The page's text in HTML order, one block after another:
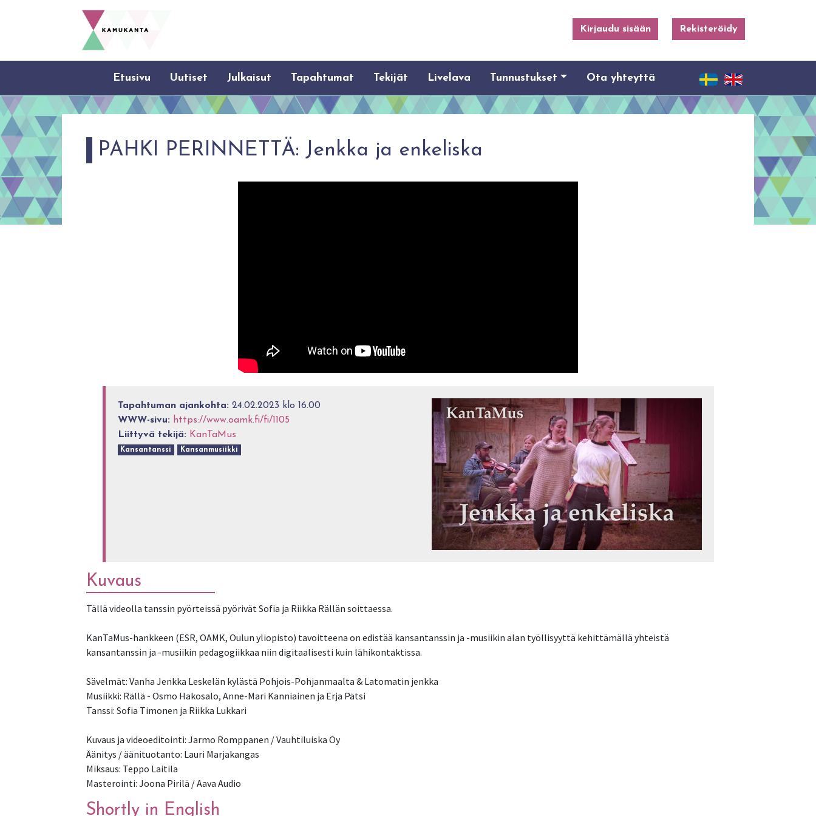
Kirjaudu sisään Rekisteröidy
Etusivu Uutiset Julkaisut Tapahtumat Tekijät Livelava Tunnustukset Ota yhteyttä
PAHKI PERINNETTÄ: Jenkka ja enkeliska
Tapahtuman ajankohta: 24.02.2023 klo 16.00
WWW-sivu: https://www.oamk.fi/fi/1105
Liittyvä tekijä: KanTaMus
Kansantanssi Kansanmusiikki
Kuvaus
Tällä videolla tanssin pyörteissä pyörivät Sofia ja Riikka Rällän soittaessa.
KanTaMus-hankkeen (ESR, OAMK, Oulun yliopisto) tavoitteena on edistää kansantanssin ja -musiikin alan työllisyyttä kehittämällä yhteistä
kansantanssin ja -musiikin pedagogiikkaa niin digitaalisesti kuin lähikontaktissa.
Sävelmät: Vanha Jenkka Leskelän kylästä Pohjois-Pohjanmaalta & Latomatin jenkka
Musiikki: Rällä - Osmo Hakosalo, Anne-Mari Kanniainen ja Erja Pätsi
Tanssi: Sofia Timonen ja Riikka Lukkari
Kuvaus ja videoeditointi: Jarmo Romppanen / Vauhtiluiska Oy
Äänitys / äänituotanto: Lauri Marjakangas
Miksaus: Teppo Laitila
Masterointi: Joona Pirilä / Aava Audio
Shortly in English